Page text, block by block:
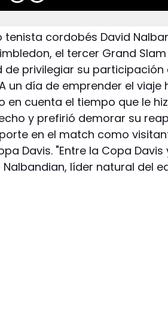
tenista cordobés David
el tercer Grand
de privilegiar su
un día de emprender el viaje
en cuenta el tiempo que le
y prefirió demorar su
en el match como
Davis. "Entre la Copa
Nalbandian, líder natural del